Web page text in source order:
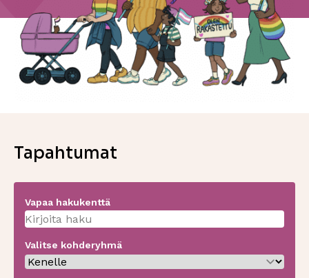
Tapahtumat
Vapaa hakukenttä
Valitse kohderyhmä